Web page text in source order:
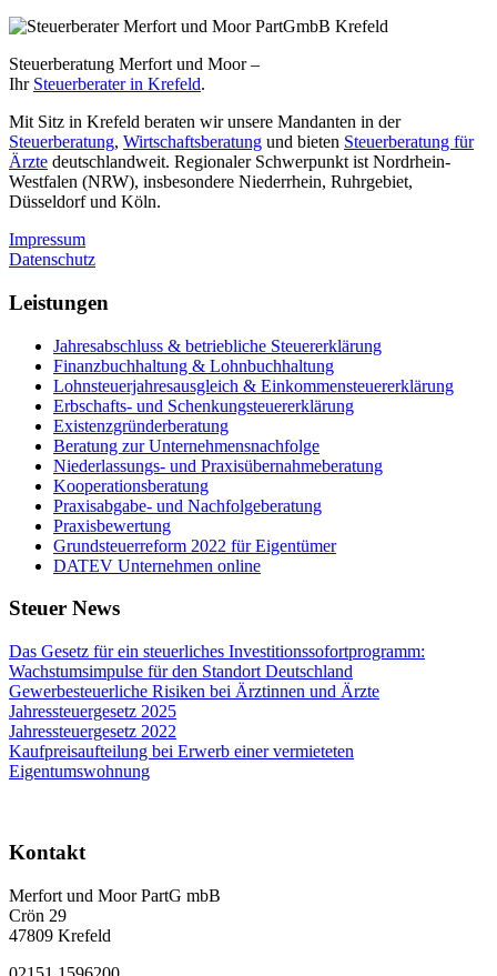
Steuerberatung Merfort und Moor –
Ihr Steuerberater in Krefeld.
Mit Sitz in Krefeld beraten wir unsere Mandanten in der
Steuerberatung, Wirtschaftsberatung und bieten Steuerberatung für
Ärzte deutschlandweit. Regionaler Schwerpunkt ist Nordrhein-
Westfalen (NRW), insbesondere Niederrhein, Ruhrgebiet,
Düsseldorf und Köln.
Impressum
Datenschutz
Leistungen
Jahresabschluss & betriebliche Steuererklärung
Finanzbuchhaltung & Lohnbuchhaltung
Lohnsteuerjahresausgleich & Einkommensteuererklärung
Erbschafts- und Schenkungsteuererklärung
Existenzgründerberatung
Beratung zur Unternehmensnachfolge
Niederlassungs- und Praxisübernahmeberatung
Kooperationsberatung
Praxisabgabe- und Nachfolgeberatung
Praxisbewertung
Grundsteuerreform 2022 für Eigentümer
DATEV Unternehmen online
Steuer News
Das Gesetz für ein steuerliches Investitionssofortprogramm:
Wachstumsimpulse für den Standort Deutschland
Gewerbesteuerliche Risiken bei Ärztinnen und Ärzte
Jahressteuergesetz 2025
Jahressteuergesetz 2022
Kaufpreisaufteilung bei Erwerb einer vermieteten
Eigentumswohnung
Kontakt
Merfort und Moor PartG mbB
Crön 29
47809 Krefeld